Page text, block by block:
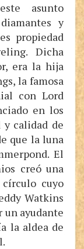
asunto
y
propiedad
Dicha
era la hija
la famosa
con Lord
en los
y calidad de
que la luna
El
creó una
cuyo
Watkins
un ayudante
la aldea de